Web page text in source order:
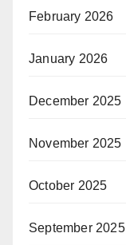
February 2026
January 2026
December 2025
November 2025
October 2025
September 2025